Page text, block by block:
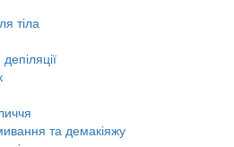
тіла
та демакіяжу